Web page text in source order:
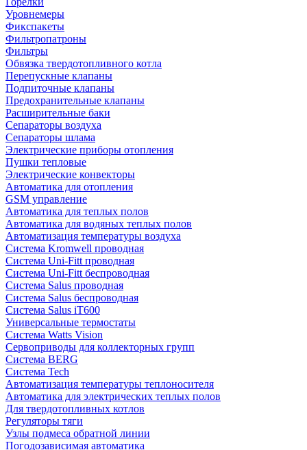
Уровнемеры
Фикспакеты
Фильтропатроны
Фильтры
Обвязка твердотопливного котла
Перепускные клапаны
Подпиточные клапаны
Предохранительные клапаны
Расширительные баки
Сепараторы воздуха
Сепараторы шлама
Электрические приборы отопления
Пушки тепловые
Электрические конвекторы
Автоматика для отопления
GSM управление
Автоматика для теплых полов
Автоматика для водяных теплых полов
Автоматизация температуры воздуха
Система Kromwell проводная
Система Uni-Fitt проводная
Система Uni-Fitt беспроводная
Система Salus проводная
Система Salus беспроводная
Система Salus iT600
Универсальные термостаты
Система Watts Vision
Сервоприводы для коллекторных групп
Система BERG
Система Tech
Автоматизация температуры теплоносителя
Автоматика для электрических теплых полов
Для твердотопливных котлов
Регуляторы тяги
Узлы подмеса обратной линии
Погодозависимая автоматика